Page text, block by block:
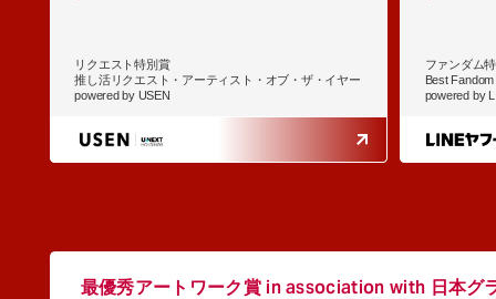
リクエスト特別賞
推し活リクエスト・アーティスト・オブ・ザ・イヤー
powered by USEN
ファンダム
Best Fandom
powered by
最優秀アートワーク賞 in association with 日本グ